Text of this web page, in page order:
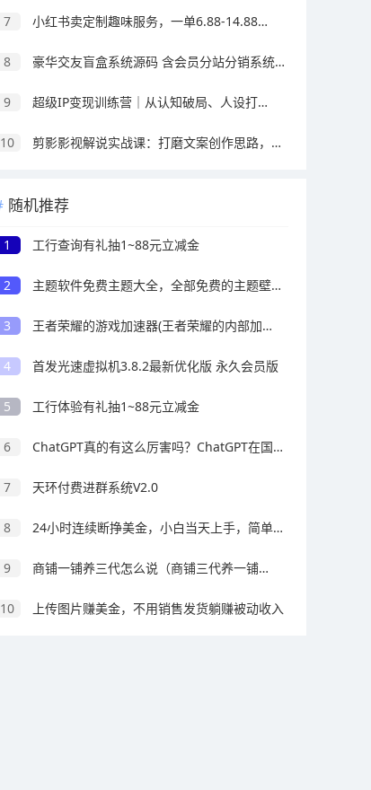
7 小红书卖定制趣味服务，一单6.88-14.88，227天卖了2w+份，到手13w+
8 豪华交友盲盒系统源码 含会员分站分销系统 可易支付
9 超级IP变现训练营｜从认知破局、人设打造、爆款内容到全域流量变现全链路实战
10 剪影影视解说实战课：打磨文案创作思路，熟练配音处理手法，快速上手解说制作
随机推荐
1 工行查询有礼抽1~88元立减金
2 主题软件免费主题大全，全部免费的主题壁纸软件
3 王者荣耀的游戏加速器(王者荣耀的内部加速器其他软件可以用吗比如和平精英)
4 首发光速虚拟机3.8.2最新优化版 永久会员版
5 工行体验有礼抽1~88元立减金
6 ChatGPT真的有这么厉害吗？ChatGPT在国内的用法教程
7 天环付费进群系统V2.0
8 24小时连续断挣美金，小白当天上手，简单易操作，绿色稳定，日入1000+
9 商铺一铺养三代怎么说（商铺三代养一铺什么意思）
10 上传图片赚美金，不用销售发货躺赚被动收入